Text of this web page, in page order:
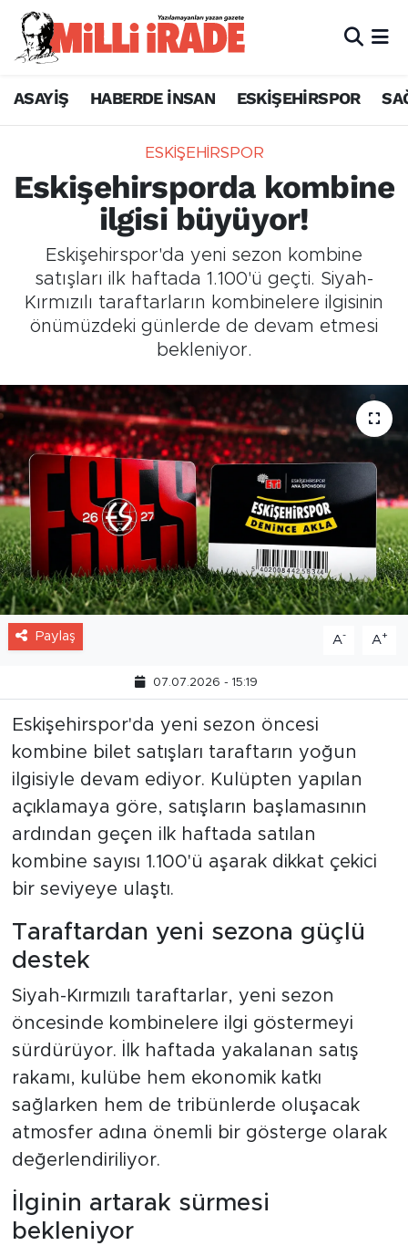
ASAYİŞ HABERDE İNSAN ESKİŞEHİRSPOR
ESKİŞEHİRSPOR
Eskişehirsporda kombine
ilgisi büyüyor!
Eskişehirspor'da yeni sezon kombine
satışları ilk haftada 1.100'ü geçti. Siyah-
Kırmızılı taraftarların kombinelere ilgisinin
önümüzdeki günlerde de devam etmesi
bekleniyor.
Paylaş A- A+
07.07.2026 - 15:19
Eskişehirspor'da yeni sezon öncesi
kombine bilet satışları taraftarın yoğun
ilgisiyle devam ediyor. Kulüpten yapılan
açıklamaya göre, satışların başlamasının
ardından geçen ilk haftada satılan
kombine sayısı 1.100'ü aşarak dikkat çekici
bir seviyeye ulaştı.
Taraftardan yeni sezona güçlü
destek
Siyah-Kırmızılı taraftarlar, yeni sezon
öncesinde kombinelere ilgi göstermeyi
sürdürüyor. İlk haftada yakalanan satış
rakamı, kulübe hem ekonomik katkı
sağlarken hem de tribünlerde oluşacak
atmosfer adına önemli bir gösterge olarak
değerlendiriliyor.
İlginin artarak sürmesi
bekleniyor